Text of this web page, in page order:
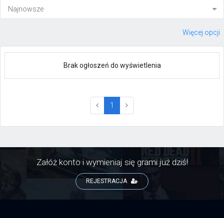
Więcej opcji
Brak ogłoszeń do wyświetlenia
1 (current)
Załóż konto i wymieniaj się grami już dziś!
REJESTRACJA